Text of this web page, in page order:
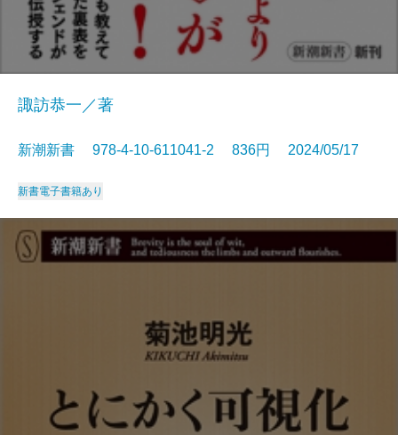
諏訪恭一／著
新潮新書 978-4-10-611041-2 836円 2024/05/17
新書電子書籍あり